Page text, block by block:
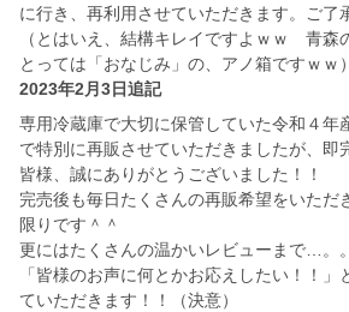
に行き、再利用させていただきます。ご了
（とはいえ、結構キレイですよｗｗ 青森
とっては「おなじみ」の、アノ箱ですｗｗ）
2023年2月3日追記
専用冷蔵庫で大切に保管していた令和４年
で特別に再販させていただきましたが、即
皆様、誠にありがとうございました！！
完売後も毎日たくさんの再販希望をいただ
限りです＾＾
更にはたくさんの温かいレビューまで…。
「皆様のお声に何とかお応えしたい！！
ていただきます！！（決意）